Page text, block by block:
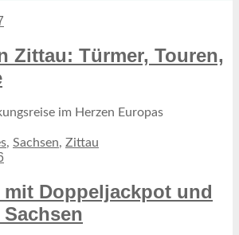
Zittau: Türmer, Touren,
im Herzen Europas
, Sachsen, Zittau
Doppeljackpot und